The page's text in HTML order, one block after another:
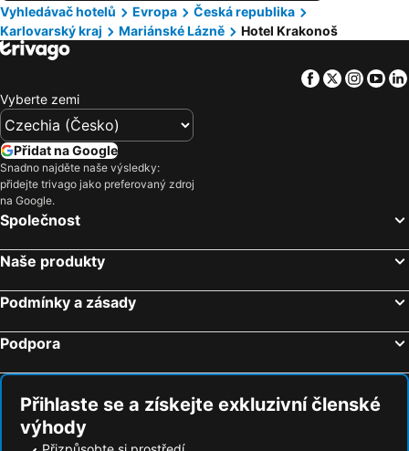
Vyhledávač hotelů
Evropa
Česká republika
Karlovarský kraj
Mariánské Lázně Hotel Krakonoš
Facebook
Twitter
Vyberte zemi
Přidat na Google
Snadno najděte naše výsledky:
přidejte trivago jako preferovaný zdroj
na Google.
Společnost
Naše produkty
Podmínky a zásady
Podpora
Přihlaste se a získejte exkluzivní členské
výhody